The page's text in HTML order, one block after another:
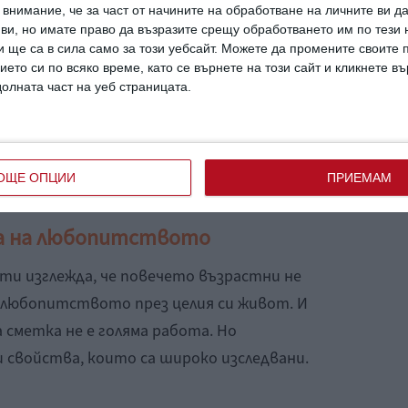
че за част от начините на обработване на личните ви
ви, но имате право да възразите срещу обработването им по тези
ще са в сила само за този уебсайт. Можете да промените своите
си по всяко време, като се върнете на този сайт и кликнете
част на уеб страницата.
ОПЦИИ ПРИЕМАМ
хиляди души показа, че, съдейки по
да се нарекат креативни. Според някои
може да е следствие от
на възрастта. След като
това, което знаем и това, което искаме
спираме да бъдем любопитни. Но защо
на любопитството
изглежда, че повечето възрастни не
през целия си живот. И
не е голяма работа. Но
които са широко изследвани.